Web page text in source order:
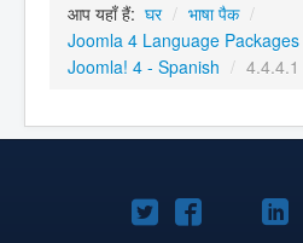
आप यहाँ हैं: घर / भाषा पैक /
Joomla 4 Language Packages
Joomla! 4 - Spanish / 4.4.4.1
Joomla!Joomla!